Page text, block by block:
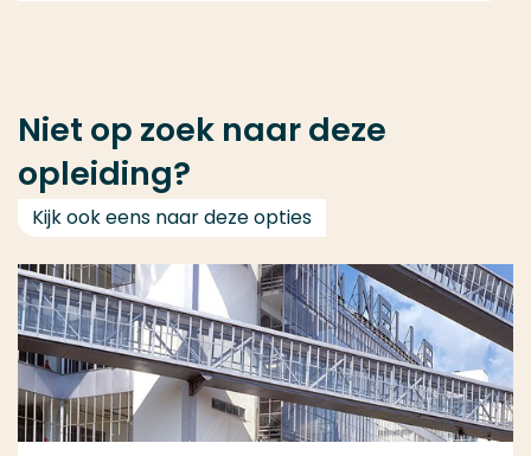
Niet op zoek naar deze
opleiding?
Kijk ook eens naar deze opties